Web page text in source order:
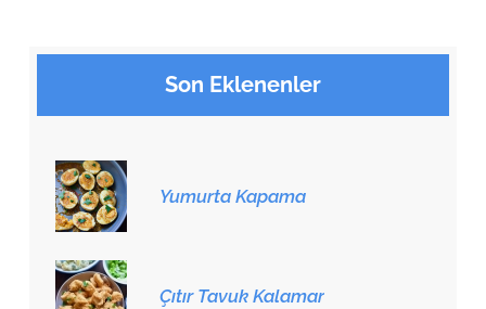
Son Eklenenler
Yumurta Kapama
Çıtır Tavuk Kalamar